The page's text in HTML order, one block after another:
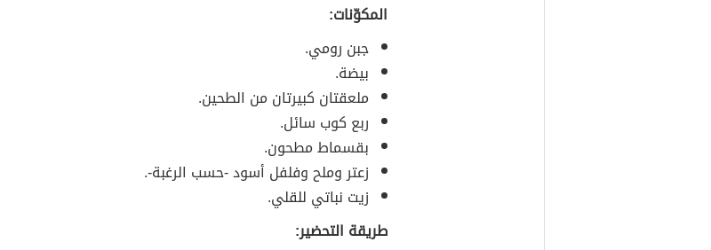
المكوّنات:
جبن رومي.
بيضة.
ملعقتان كبيرتان من الطحين.
ربع كوب سائل.
بقسماط مطحون.
زعتر وملح وفلفل أسود -حسب الرغبة-.
زيت نباتي للقلي.
طريقة التحضير: